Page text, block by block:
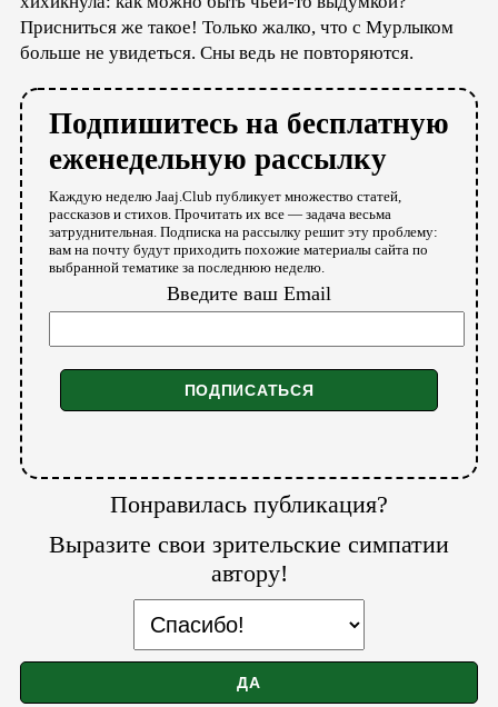
Присниться же такое! Только жалко, что с Мурлыком
больше не увидеться. Сны ведь не повторяются.
Подпишитесь на бесплатную
еженедельную рассылку
Каждую неделю Jaaj.Club публикует множество статей,
рассказов и стихов. Прочитать их все — задача весьма
затруднительная. Подписка на рассылку решит эту проблему:
вам на почту будут приходить похожие материалы сайта по
выбранной тематике за последнюю неделю.
Введите ваш Email
Понравилась публикация?
Выразите свои зрительские симпатии
автору!